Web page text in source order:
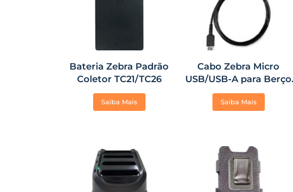
Bateria Zebra Padrão
Coletor TC21/TC26
Saiba Mais
Cabo Zebra Micro
USB/USB-A para Berço
TC80, TC21, TC26, TC52,
TC57, MC22, MC27 e MC33
Saiba Mais